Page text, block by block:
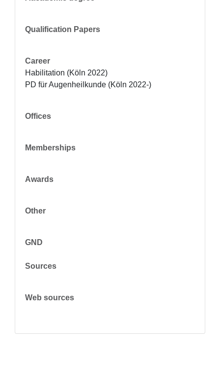
Qualification Papers
Career
Habilitation (Köln 2022)
PD für Augenheilkunde (Köln 2022-)
Offices
Memberships
Awards
Other
GND
Sources
Web sources